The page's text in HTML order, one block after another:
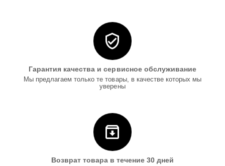
Гарантия качества и сервисное обслуживание
Мы предлагаем только те товары, в качестве которых мы
уверены
Возврат товара в течение 30 дней